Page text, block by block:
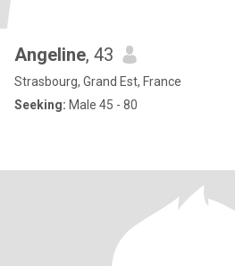
Angeline, 43
Strasbourg, Grand Est, France
Seeking: Male 45 - 80